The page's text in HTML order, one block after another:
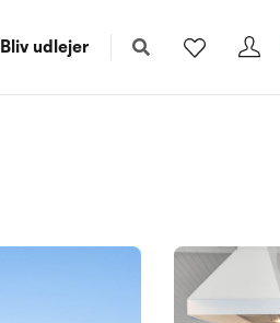
Bliv udlejer